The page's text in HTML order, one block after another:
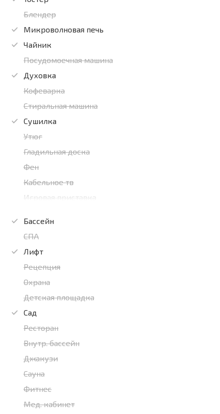
Блендер
Микроволновая печь
Чайник
Посудомоечная машина
Духовка
Кофеварка
Стиральная машина
Сушилка
Утюг
Гладильная доска
Фен
Кабельное тв
Игровая приставка
Бассейн
СПА
Лифт
Рецепция
Охрана
Детская площадка
Сад
Ресторан
Внутр. бассейн
Джакузи
Сауна
Фитнес
Мед. кабинет